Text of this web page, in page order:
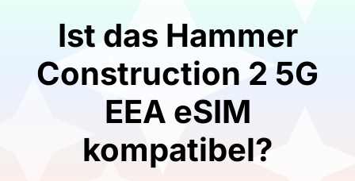
Ist das Hammer
Construction 2 5G
EEA eSIM
kompatibel?